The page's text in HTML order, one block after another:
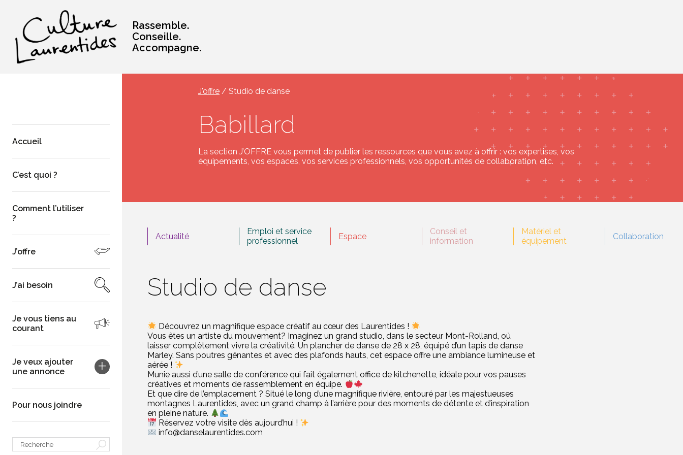
Rassemble.
Conseille.
Accompagne.
Accueil
C’est quoi ?
Comment l’utiliser
?
J’offre
J’ai besoin
Je vous tiens au
courant
Je veux ajouter
une annonce
Pour nous joindre
J'offre / Studio de danse
Babillard
La section J’OFFRE vous permet de publier les ressources que vous avez à offrir : vos expertises, vos
équipements, vos espaces, vos services professionnels, vos opportunités de collaboration, etc.
Actualité
Emploi et service
professionnel
Espace
Conseil et
information
Matériel et
équipement
Collaboration
Studio de danse
Découvrez un magnifique espace créatif au cœur des Laurentides !
Vous êtes un artiste du mouvement? Imaginez un grand studio, dans le secteur Mont-Rolland, où
laisser complètement vivre la créativité. Un plancher de danse de 28 x 28, équipé d’un tapis de danse
Marley. Sans poutres gênantes et avec des plafonds hauts, cet espace offre une ambiance lumineuse et
aérée !
Munie aussi d’une salle de conférence qui fait également office de kitchenette, idéale pour vos pauses
créatives et moments de rassemblement en équipe.
Et que dire de l’emplacement ? Situé le long d’une magnifique rivière, entouré par les majestueuses
montagnes Laurentides, avec un grand champ à l’arrière pour des moments de détente et d’inspiration
en pleine nature.
Réservez votre visite dès aujourd’hui !
info@danselaurentides.com